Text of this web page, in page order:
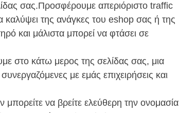
σας.Προσφέρουμε απεριόριστο traffic
καλύψει της ανάγκες του eshop σας ή της
και μάλιστα μπορεί να φτάσει σε
στο κάτω μερος της σελίδας σας, μια
με εμάς επιχειρήσεις και
να βρείτε ελεύθερη την ονομασία